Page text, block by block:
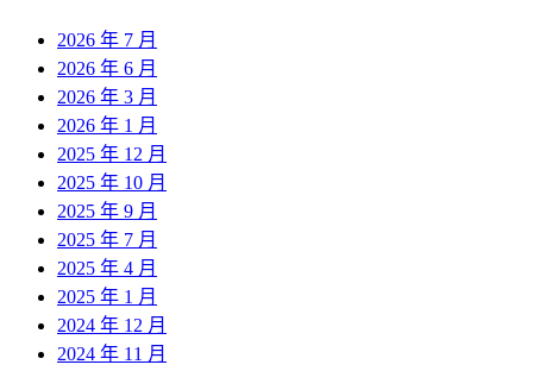
2026 年 7 月
2026 年 6 月
2026 年 3 月
2026 年 1 月
2025 年 12 月
2025 年 10 月
2025 年 9 月
2025 年 7 月
2025 年 4 月
2025 年 1 月
2024 年 12 月
2024 年 11 月